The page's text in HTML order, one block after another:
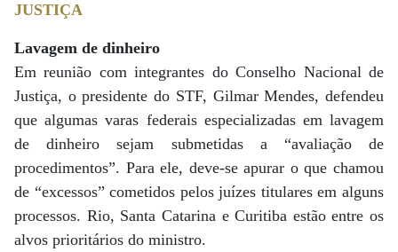
JUSTIÇA
Lavagem de dinheiro
Em reunião com integrantes do Conselho Nacional de
Justiça, o presidente do STF, Gilmar Mendes, defendeu
que algumas varas federais especializadas em lavagem
de dinheiro sejam submetidas a “avaliação de
procedimentos”. Para ele, deve-se apurar o que chamou
de “excessos” cometidos pelos juízes titulares em alguns
processos. Rio, Santa Catarina e Curitiba estão entre os
alvos prioritários do ministro.